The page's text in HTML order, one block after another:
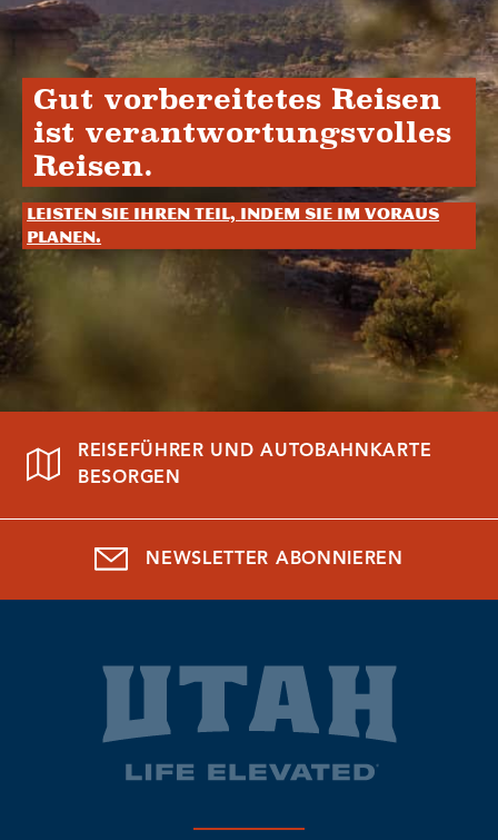
Gut vorbereitetes Reisen
ist verantwortungsvolles
Reisen.
Leisten Sie Ihren Teil, indem Sie im Voraus
planen.
REISEFÜHRER UND AUTOBAHNKARTE
BESORGEN
NEWSLETTER ABONNIEREN